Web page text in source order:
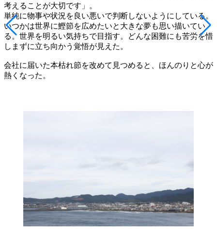
考えることが大切です」。
単純に物事や状況を良い悪いで判断しないようにしている。
いつかは世界に鰹節を広めたいと大きな夢も思い描いてい
る。世界を明るい気持ちで目指す。どんな困難にも苦労を惜
しまずに立ち向かう覚悟が見えた。
会社に届いた本枯れ節を改めて見つめると、ほんのりと心が
熱くなった。